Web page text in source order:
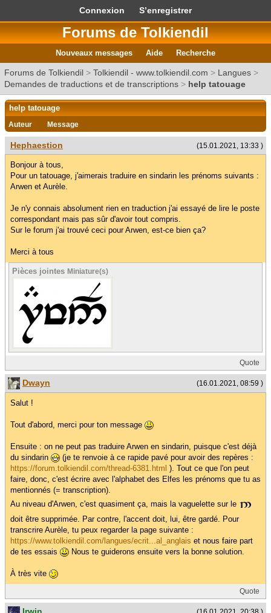
Connexion S’enregistrer
Forums de Tolkiendil
Nouveaux messages Aide Recherche
Forums de Tolkiendil > Tolkiendil - www.tolkiendil.com > Langues >
Demandes de traductions et de transcriptions > help tatouage
help tatouage
Auteur Message
(15.01.2021, 13:33 )
Hephaestion
Bonjour à tous,
Pour un tatouage, j'aimerais traduire en sindarin les prénoms suivants :
Arwen et Aurèle.
Je n'y connais absolument rien en traduction j'ai essayé de lire le poste
correspondant mais pas sûr d'avoir tout compris.
Sur le forum j'ai trouvé ceci pour Arwen, est-ce bien ça?
Merci à tous
Pièces jointes Miniature(s)
Quote
(16.01.2021, 08:59 )
Dwayn
Salut !
Tout d'abord, merci pour ton message
Ensuite : on ne peut pas traduire Arwen en sindarin, puisque c'est déjà
du sindarin
(je te renvoie à ce rapide pavé pour avoir des repères :
https://forum.tolkiendil.com/thread-6381.html ). Tout ce que l'on peut
faire, donc, c'est écrire avec l'alphabet des Elfes les prénoms que tu as
mentionnés (= transcription).
Au niveau d'Arwen, c'est quasiment ça, mais la vaguelette sur le
doit être supprimée. Par contre, l'accent doit, lui, être gardé. Pour
transcrire Aurèle, tu peux regarder la page suivante :
https://www.tolkiendil.com/langues/ecrit...al_anglais et nous faire part
de tes essais
Nous te guiderons ensuite vers la bonne solution.
À très vite
Quote